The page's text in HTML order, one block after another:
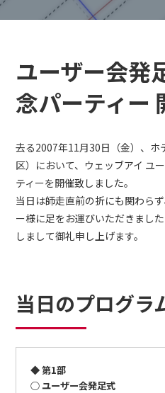
ユーザー会発
念パーティー
去る2007年11月30日（金）、
区）において、ウェッブアイ ユ
ティーを開催致しました。
当日は師走直前の折にも関わら
ー様に足をお運びいただきまし
しまして御礼申し上げます。
当日のプログラ
◆ 第1部
○ ユーザー会発足式